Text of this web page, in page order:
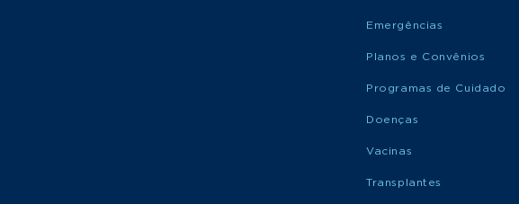
Emergências
Planos e Convênios
Programas de Cuidado
Doenças
Vacinas
Transplantes